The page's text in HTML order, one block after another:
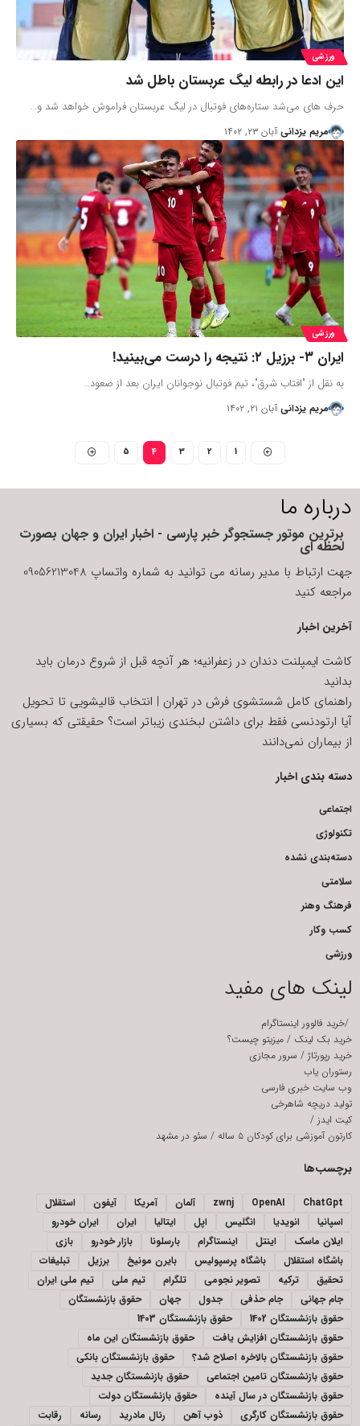
ورزشی
این ادعا در رابطه لیگ عربستان باطل شد
حرف های می‌شد ستاره‌های فوتبال در لیگ عربستان فراموش خواهد شد و…
مریم یزدانی آبان ۲۳, ۱۴۰۲
ورزشی
ایران ۳- برزیل ۲: نتیجه را درست می‌بینید!
به نقل از "افتاب شرق"، تیم فوتبال نوجوانان ایران بعد از صعود…
مریم یزدانی آبان ۲۱, ۱۴۰۲
1
2
3
4
5
درباره ما
برترین موتور جستجوگر خبر پارسی - اخبار ایران و جهان بصورت
لحظه ای
جهت ارتباط با مدیر رسانه می توانید به شماره واتساپ 09056213048
مراجعه کنید
آخرین اخبار
کاشت ایمپلنت دندان در زعفرانیه؛ هر آنچه قبل از شروع درمان باید
بدانید
راهنمای کامل شستشوی فرش در تهران | انتخاب قالیشویی تا تحویل
آیا ارتودنسی فقط برای داشتن لبخندی زیباتر است؟ حقیقتی که بسیاری
از بیماران نمی‌دانند
دسته بندی اخبار
اجتماعی
تکنولوژی
دسته‌بندی نشده
سلامتی
فرهنگ وهنر
کسب وکار
ورزشی
لینک های مفید
/خرید فالوور اینستاگرام
خرید بک لینک / میزیتو چیست؟
خرید رپورتاژ / سرور مجازی
رستوران یاب
وب سایت خبری فارسی
تولید دریچه شاهرخی
کیت ایدز /
کارتون آموزشی برای کودکان ۵ ساله
/ سئو در مشهد
برچسب‌ها
ChatGpt
OpenAI
zwnj آلمان آمریکا آیفون
استقلال
اسپانیا
انویدیا انگلیس اپل ایتالیا ایران
ایران خودرو
ایلان ماسک
اینتل اینستاگرام بارسلونا بازار خودرو
بازی
باشگاه استقلال
باشگاه پرسپولیس بایرن مونیخ برزیل
تبلیغات
تحقیق
ترکیه تصویر نجومی تلگرام تیم ملی
تیم ملی ایران
جام جهانی
جام حذفی جدول جهان
حقوق بازنشستگان
حقوق بازنشستگان 1402
حقوق بازنشستگان 1403
حقوق بازنشستگان افزایش یافت
حقوق بازنشستگان این ماه
حقوق بازنشستگان بالاخره اصلاح شد؟
حقوق بازنشستگان بانکی
حقوق بازنشستگان تامین اجتماعی
حقوق بازنشستگان جدید
حقوق بازنشستگان در سال آینده
حقوق بازنشستگان دولت
حقوق بازنشستگان کارگری
ذوب آهن رئال مادرید رسانه رقابت